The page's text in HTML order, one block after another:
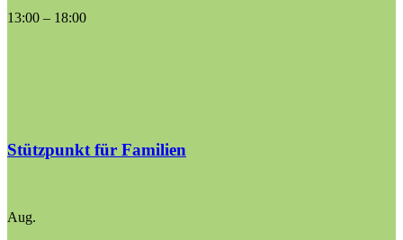
13:00 – 18:00
Stützpunkt für Familien
Aug.